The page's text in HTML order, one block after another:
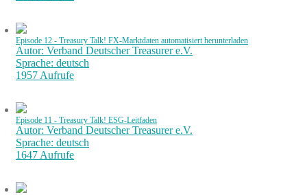
Episode 12 - Treasury Talk! FX-Marktdaten automatisiert herunterladen
Autor: Verband Deutscher Treasurer e.V.
Sprache: deutsch
1957 Aufrufe
Episode 11 - Treasury Talk! ESG-Leitfaden
Autor: Verband Deutscher Treasurer e.V.
Sprache: deutsch
1647 Aufrufe